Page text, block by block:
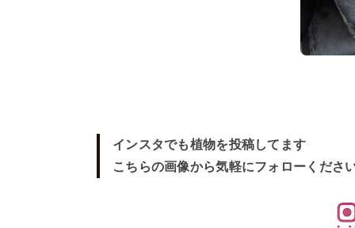
インスタでも植物を投稿してます
こちらの画像から気軽にフォローくださ